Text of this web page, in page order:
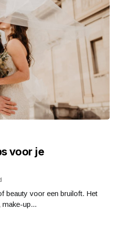
voor je
beauty voor een bruiloft. Het
make-up...